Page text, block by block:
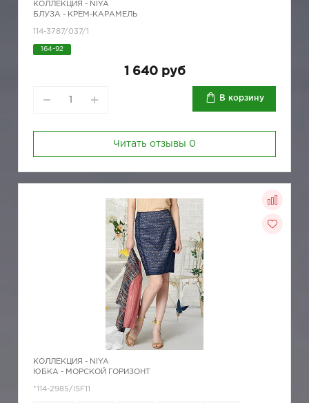
КОЛЛЕКЦИЯ - NIYA
БЛУЗА - КРЕМ-КАРАМЕЛЬ
114-3787/037/1
164-92
1 640 руб
В корзину
Читать отзывы 0
КОЛЛЕКЦИЯ - NIYA
ЮБКА - МОРСКОЙ ГОРИЗОНТ
*114-2985/ISF11